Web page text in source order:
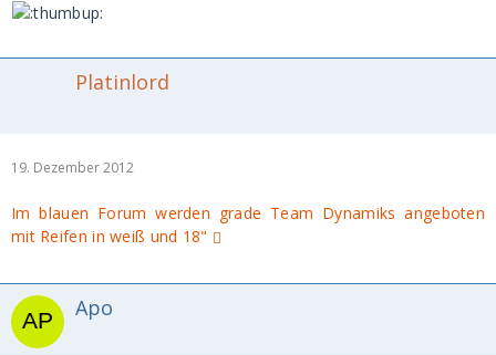
Platinlord
19. Dezember 2012
Im blauen Forum werden grade Team Dynamiks angeboten
mit Reifen in weiß und 18"
Apo